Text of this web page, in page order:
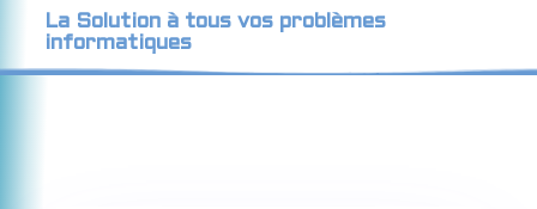
La Solution à tous vos problèmes
informatiques